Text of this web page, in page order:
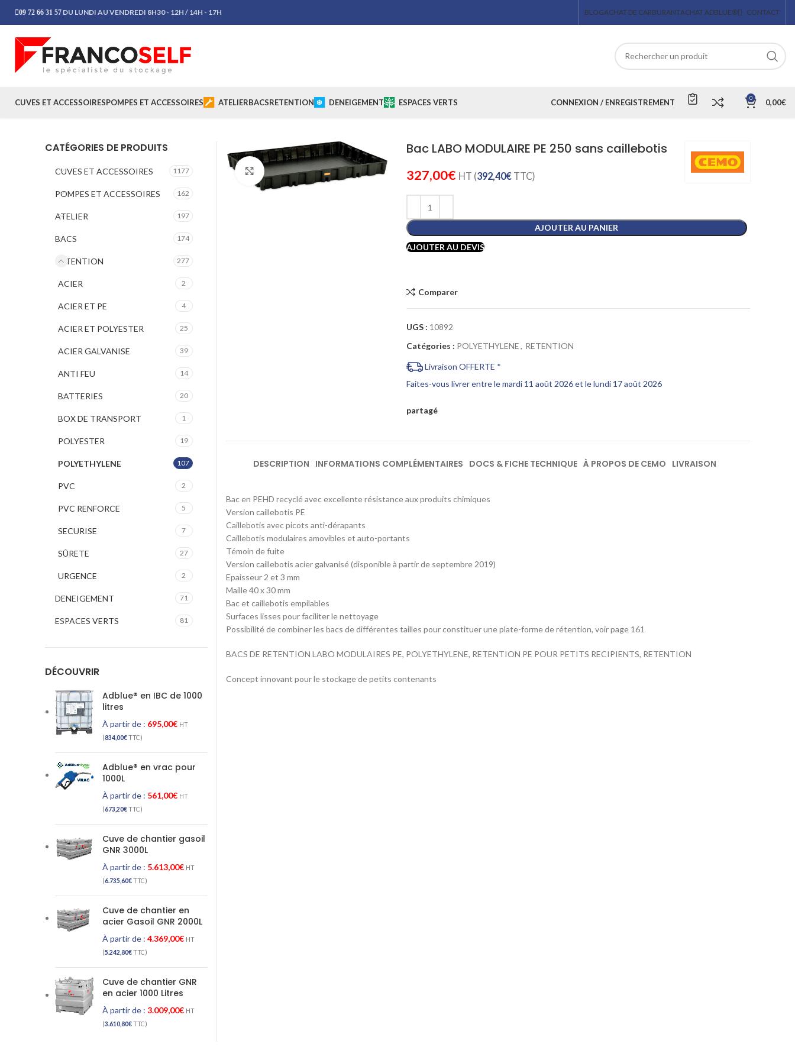
09 72 66 31 57 DU LUNDI AU VENDREDI 8H30 - 12H / 14H - 17H BLOGACHAT DE CARBURANTACHAT ADBLUE® CONTACT
CUVES ET ACCESSOIRESPOMPES ET ACCESSOIRES ATELIERBACSRETENTION DENEIGEMENT ESPACES VERTS CONNEXION / ENREGISTREMENT 0 0,00€
Cliquez pour agrandir
Bac LABO MODULAIRE PE 250 sans caillebotis
327,00€ HT (392,40€TTC)
AJOUTER AU PANIER
AJOUTER AU DEVIS
Comparer
UGS : 10892
Catégories : POLYETHYLENE, RETENTION
Livraison OFFERTE *
Faites-vous livrer entre le mardi 11 août 2026 et le lundi 17 août 2026
partagé
DESCRIPTION INFORMATIONS COMPLÉMENTAIRES DOCS & FICHE TECHNIQUE À PROPOS DE CEMO LIVRAISON
Bac en PEHD recyclé avec excellente résistance aux produits chimiques
Version caillebotis PE
Caillebotis avec picots anti-dérapants
Caillebotis modulaires amovibles et auto-portants
Témoin de fuite
Version caillebotis acier galvanisé (disponible à partir de septembre 2019)
Epaisseur 2 et 3 mm
Maille 40 x 30 mm
Bac et caillebotis empilables
Surfaces lisses pour faciliter le nettoyage
Possibilité de combiner les bacs de différentes tailles pour constituer une plate-forme de rétention, voir page 161
BACS DE RETENTION LABO MODULAIRES PE, POLYETHYLENE, RETENTION PE POUR PETITS RECIPIENTS, RETENTION
Concept innovant pour le stockage de petits contenants
CATÉGORIES DE PRODUITS
CUVES ET ACCESSOIRES 1177
POMPES ET ACCESSOIRES 162
ATELIER 197
BACS 174
RETENTION 277
ACIER 2
ACIER ET PE 4
ACIER ET POLYESTER 25
ACIER GALVANISE 39
ANTI FEU 14
BATTERIES 20
BOX DE TRANSPORT 1
POLYESTER 19
POLYETHYLENE 107
PVC 2
PVC RENFORCE 5
SECURISE 7
SÛRETE 27
URGENCE 2
DENEIGEMENT 71
ESPACES VERTS 81
DÉCOUVRIR
Adblue® en IBC de 1000
litres
À partir de : 695,00€ HT
(834,00€TTC)
Adblue® en vrac pour
1000L
À partir de : 561,00€ HT
(673,20€TTC)
Cuve de chantier gasoil
GNR 3000L
À partir de : 5.613,00€ HT
(6.735,60€TTC)
Cuve de chantier en
acier Gasoil GNR 2000L
À partir de : 4.369,00€ HT
(5.242,80€TTC)
Cuve de chantier GNR
en acier 1000 Litres
À partir de : 3.009,00€ HT
(3.610,80€TTC)